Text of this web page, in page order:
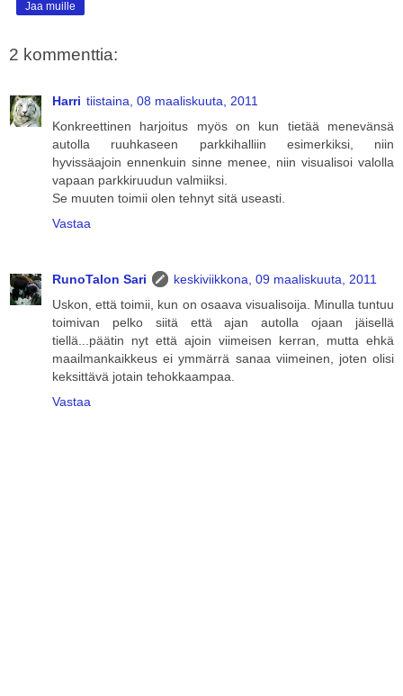
Jaa muille
2 kommenttia:
Harri tiistaina, 08 maaliskuuta, 2011
Konkreettinen harjoitus myös on kun tietää menevänsä
autolla ruuhkaseen parkkihalliin esimerkiksi, niin
hyvissäajoin ennenkuin sinne menee, niin visualisoi valolla
vapaan parkkiruudun valmiiksi.
Se muuten toimii olen tehnyt sitä useasti.
Vastaa
RunoTalon Sari
keskiviikkona, 09 maaliskuuta, 2011
Uskon, että toimii, kun on osaava visualisoija. Minulla tuntuu
toimivan pelko siitä että ajan autolla ojaan jäisellä
tiellä...päätin nyt että ajoin viimeisen kerran, mutta ehkä
maailmankaikkeus ei ymmärrä sanaa viimeinen, joten olisi
keksittävä jotain tehokkaampaa.
Vastaa